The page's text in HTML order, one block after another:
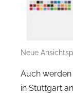
Neue
Auch werden
in Stuttgart